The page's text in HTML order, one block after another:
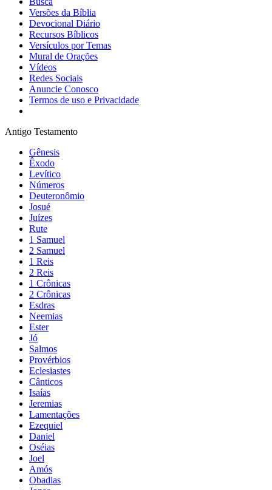
Versões da Bíblia
Devocional Diário
Recursos Bíblicos
Versículos por Temas
Mural de Orações
Vídeos
Redes Sociais
Anuncie Conosco
Termos de uso e Privacidade
Antigo Testamento
Gênesis
Êxodo
Levítico
Números
Deuteronômio
Josué
Juízes
Rute
1 Samuel
2 Samuel
1 Reis
2 Reis
1 Crônicas
2 Crônicas
Esdras
Neemias
Ester
Jó
Salmos
Provérbios
Eclesiastes
Cânticos
Isaías
Jeremias
Lamentações
Ezequiel
Daniel
Oséias
Joel
Amós
Obadias